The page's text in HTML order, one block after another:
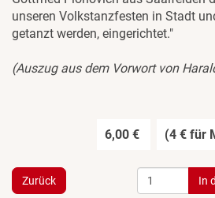
unseren Volkstanzfesten in Stadt
getanzt werden, eingerichtet."
(Auszug aus dem Vorwort von
6,00 € (4 € für
Zurück